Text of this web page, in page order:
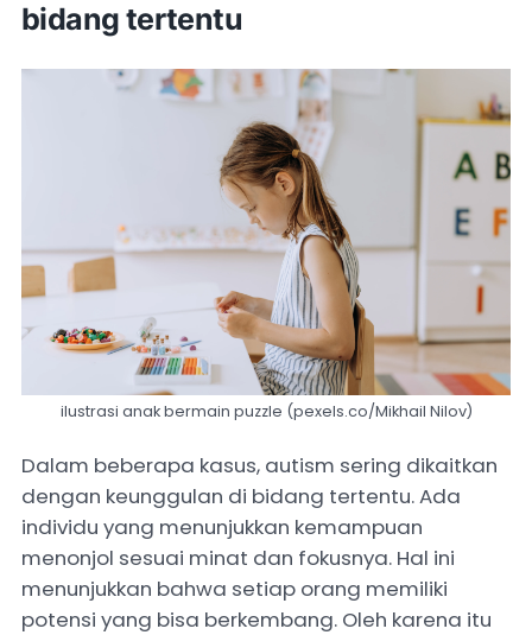
bidang tertentu
ilustrasi anak bermain puzzle (pexels.co/Mikhail Nilov)
Dalam beberapa kasus, autism sering dikaitkan
dengan keunggulan di bidang tertentu. Ada
individu yang menunjukkan kemampuan
menonjol sesuai minat dan fokusnya. Hal ini
menunjukkan bahwa setiap orang memiliki
potensi yang bisa berkembang. Oleh karena itu